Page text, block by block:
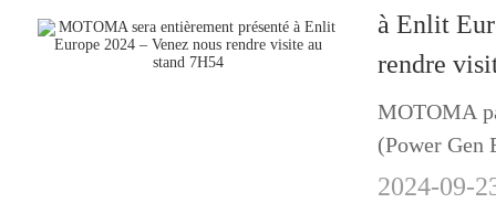
à Enlit
rendre
MOTOMA
(Power Gen
Week) pour
2024-09-